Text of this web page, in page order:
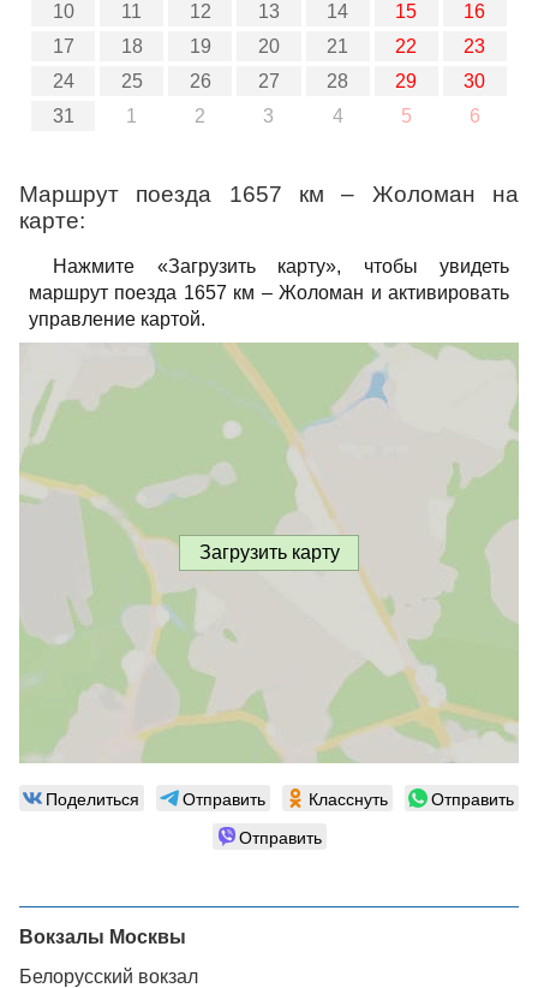
10
11 12 13 14 15
16
17
18 19 20 21 22
23
24
25 26 27 28 29
30
31
1 2 3 4 5 6
Маршрут поезда 1657 км – Жоломан на
карте:
Нажмите «Загрузить карту», чтобы увидеть
маршрут поезда 1657 км – Жоломан и активировать
управление картой.
Загрузить карту
Поделиться Отправить Класснуть
Отправить
Отправить
Вокзалы Москвы
Белорусский вокзал